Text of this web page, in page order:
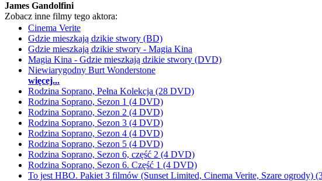
James Gandolfini
Zobacz inne filmy tego aktora:
Cinema Verite
Gdzie mieszkają dzikie stwory (BD)
Gdzie mieszkają dzikie stwory - Magia Kina
Magia Kina - Gdzie mieszkają dzikie stwory (DVD)
Niewiarygodny Burt Wonderstone
więcej...
Rodzina Soprano, Pełna Kolekcja (28 DVD)
Rodzina Soprano, Sezon 1 (4 DVD)
Rodzina Soprano, Sezon 2 (4 DVD)
Rodzina Soprano, Sezon 3 (4 DVD)
Rodzina Soprano, Sezon 4 (4 DVD)
Rodzina Soprano, Sezon 5 (4 DVD)
Rodzina Soprano, Sezon 6, część 2 (4 DVD)
Rodzina Soprano, Sezon 6. Część 1 (4 DVD)
To jest HBO. Pakiet 3 filmów (Sunset Limited, Cinema Verite, Szare ogrody)